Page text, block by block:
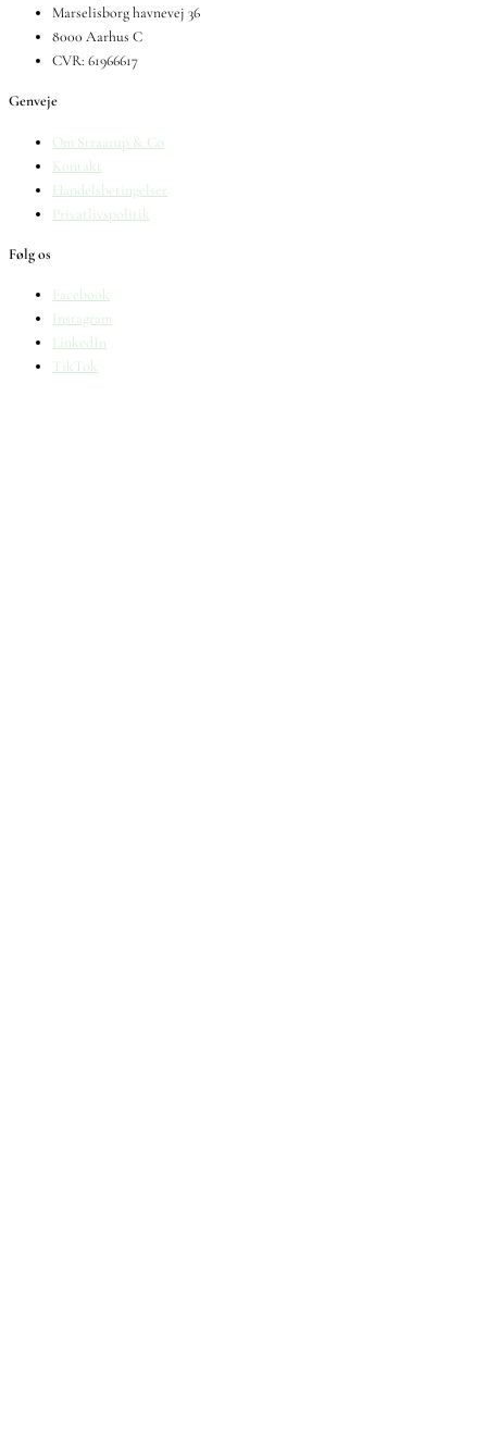
Marselisborg havnevej 36
8000 Aarhus C
CVR: 61966617
Genveje
Om Straarup & Co
Kontakt
Handelsbetingelser
Privatlivspolitik
Følg os
Facebook
Instagram
LinkedIn
TikTok